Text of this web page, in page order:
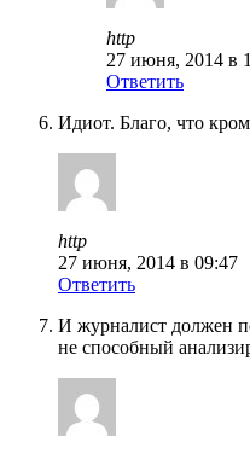
http
27 июня, 2014 в
Ответить
Идиот. Благо, что
http
27 июня, 2014 в 09:47
Ответить
И журналист должен
не способный